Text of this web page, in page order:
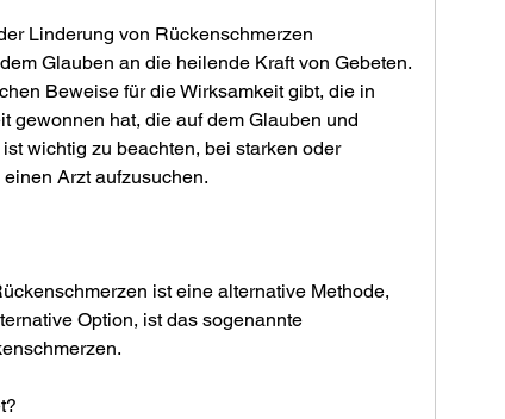
Glauben an die heilende Kraft von Gebeten.
Beweise für die Wirksamkeit gibt, die in
gewonnen hat, die auf dem Glauben und
wichtig zu beachten, bei starken oder
Arzt aufzusuchen.
ist eine alternative Methode,
Option, ist das sogenannte